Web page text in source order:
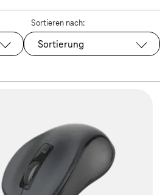
Sortieren nach:
Sortierung